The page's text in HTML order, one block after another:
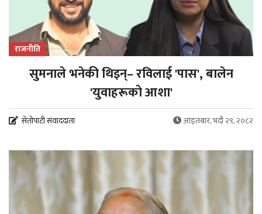
राजनीति
सुमनाले भनेकी थिइन्– रविलाई 'पास', बालेन
'युवाहरूको आशा'
सेतोपाटी संवाददाता आइतबार, भदौ २९, २०८२